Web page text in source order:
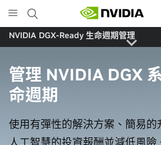
to
main
content
NVIDIA DGX-Ready 生命週期管理
管理 NVIDIA DGX
命週期
使用有彈性的解決方案、簡易